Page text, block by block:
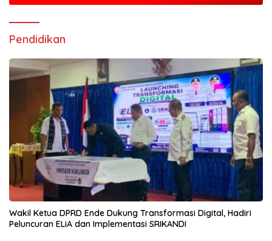
Pendidikan
Wakil Ketua DPRD Ende Dukung Transformasi Digital, Hadiri
Peluncuran ELiA dan Implementasi SRIKANDI